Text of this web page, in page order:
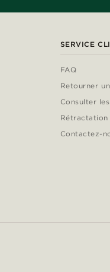
SERVICE
FAQ
Retourner
Consulter
Rétractation
Contactez-